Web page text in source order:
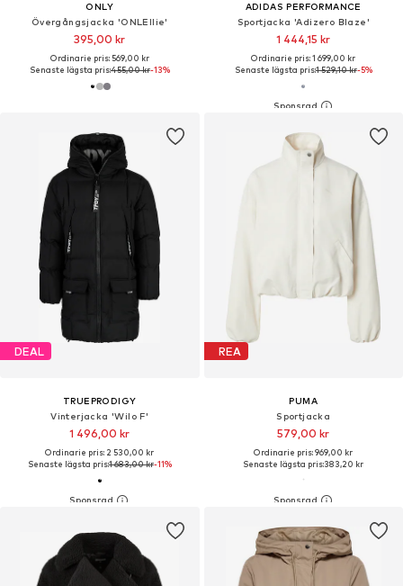
ONLY
Övergångsjacka 'ONLEllie'
395,00 kr
Ordinarie pris: 569,00 kr
Senaste lägsta pris:455,00 kr-13%
ADIDAS PERFORMANCE
Sportjacka 'Adizero Blaze'
1 444,15 kr
Ordinarie pris: 1 699,00 kr
Senaste lägsta pris:1 529,10 kr-5%
DEAL
TRUEPRODIGY
Vinterjacka 'Wilo F'
1 496,00 kr
Ordinarie pris: 2 530,00 kr
Senaste lägsta pris:1 683,00 kr-11%
REA
PUMA
Sportjacka
579,00 kr
Ordinarie pris: 969,00 kr
Senaste lägsta pris:383,20 kr